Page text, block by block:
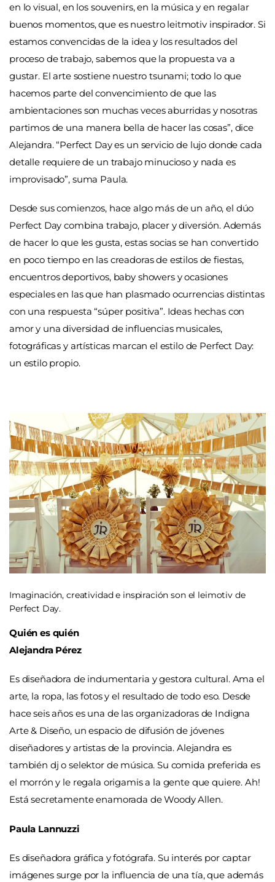
en lo visual, en los souvenirs, en la música y en regalar
buenos momentos, que es nuestro leitmotiv inspirador. Si
estamos convencidas de la idea y los resultados del
proceso de trabajo, sabemos que la propuesta va a
gustar. El arte sostiene nuestro tsunami; todo lo que
hacemos parte del convencimiento de que las
ambientaciones son muchas veces aburridas y nosotras
partimos de una manera bella de hacer las cosas”, dice
Alejandra. “Perfect Day es un servicio de lujo donde cada
detalle requiere de un trabajo minucioso y nada es
improvisado”, suma Paula.
Desde sus comienzos, hace algo más de un año, el dúo
Perfect Day combina trabajo, placer y diversión. Además
de hacer lo que les gusta, estas socias se han convertido
en poco tiempo en las creadoras de estilos de fiestas,
encuentros deportivos, baby showers y ocasiones
especiales en las que han plasmado ocurrencias distintas
con una respuesta “súper positiva”. Ideas hechas con
amor y una diversidad de influencias musicales,
fotográficas y artísticas marcan el estilo de Perfect Day:
un estilo propio.
Imaginación, creatividad e inspiración son el leimotiv de
Perfect Day.
Quién es quién
Alejandra Pérez
Es diseñadora de indumentaria y gestora cultural. Ama el
arte, la ropa, las fotos y el resultado de todo eso. Desde
hace seis años es una de las organizadoras de Indigna
Arte & Diseño, un espacio de difusión de jóvenes
diseñadores y artistas de la provincia. Alejandra es
también dj o selektor de música. Su comida preferida es
el morrón y le regala origamis a la gente que quiere. Ah!
Está secretamente enamorada de Woody Allen.
Paula Lannuzzi
Es diseñadora gráfica y fotógrafa. Su interés por captar
imágenes surge por la influencia de una tía, que además